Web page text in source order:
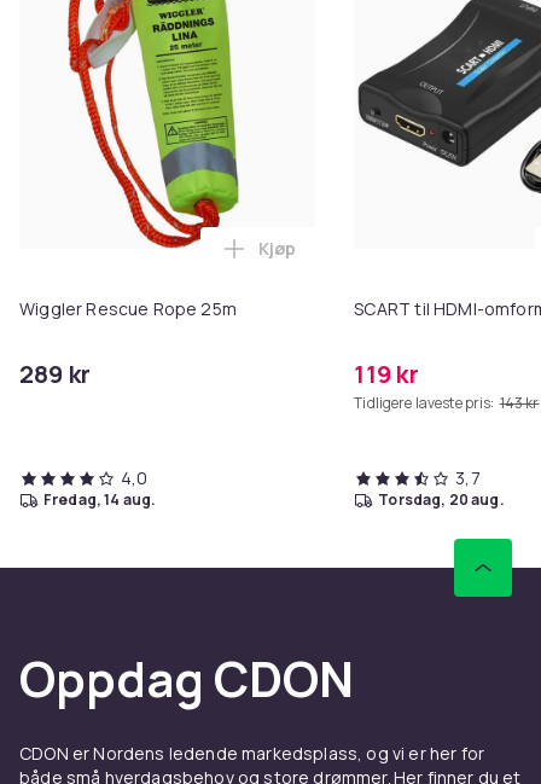
Wiggler Rescue Rope 25m
289 kr
Legg Wiggler Rescue Rope
Kjøp
4,0
fredag, 14 aug.
SCART til HDMI-
119 kr
Tidligere laveste pris: 143 kr
3,7
torsdag, 20 aug.
Oppdag CDON
CDON er Nordens ledende markedsplass, og vi er her for
både små hverdagsbehov og store drømmer. Her finner du et